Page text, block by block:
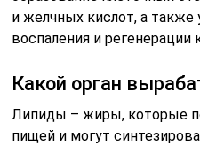
и желчных кислот, а также
воспаления и регенерации
Какой орган
Липиды – жиры, которые
пищей и могут